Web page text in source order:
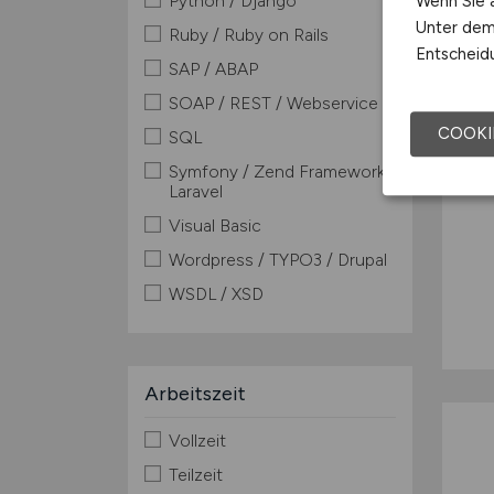
Ruby / Ruby on Rails
SAP / ABAP
SOAP / REST / Webservice
SQL
Symfony / Zend Framework /
Laravel
Visual Basic
Wordpress / TYPO3 / Drupal
WSDL / XSD
Arbeitszeit
Vollzeit
Teilzeit
Unter